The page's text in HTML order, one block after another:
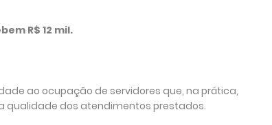
R$ 12 mil.
ao ocupação de servidores que, na prática,
qualidade dos atendimentos prestados.